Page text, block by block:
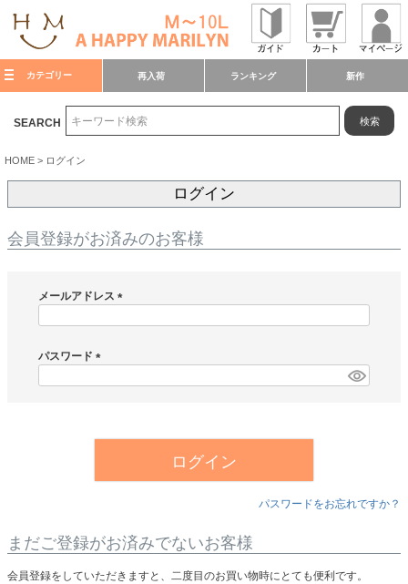
カテゴリー 再入荷 ランキング 新作
SEARCH 検索
HOME ログイン
ログイン
会員登録がお済みのお客様
メールアドレス
)
パスワード
ログイン
パスワードをお忘れですか？
まだご登録がお済みでないお客様
会員登録をしていただきますと、二度目のお買い物時にとても便利です。